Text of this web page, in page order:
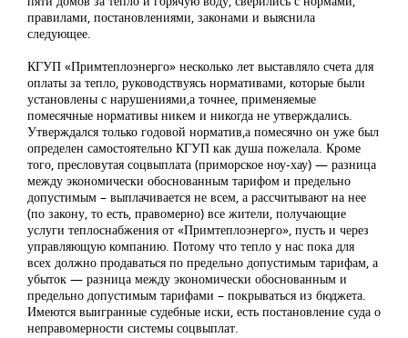
правилами, постановлениями, законами и выяснила
следующее.
КГУП «Примтеплоэнерго» несколько лет выставляло счета для
оплаты за тепло, руководствуясь нормативами, которые были
установлены с нарушениями,а точнее, применяемые
помесячные нормативы никем и никогда не утверждались.
Утверждался только годовой норматив,а помесячно он уже был
определен самостоятельно КГУП как душа пожелала. Кроме
того, пресловутая соцвыплата (приморское ноу-хау) — разница
между экономически обоснованным тарифом и предельно
допустимым – выплачивается не всем, а рассчитывают на нее
(по закону, то есть, правомерно) все жители, получающие
услуги теплоснабжения от «Примтеплоэнерго», пусть и через
управляющую компанию. Потому что тепло у нас пока для
всех должно продаваться по предельно допустимым тарифам, а
убыток — разница между экономически обоснованным и
предельно допустимым тарифами – покрываться из бюджета.
Имеются выигранные судебные иски, есть постановление суда о
неправомерности системы соцвыплат.